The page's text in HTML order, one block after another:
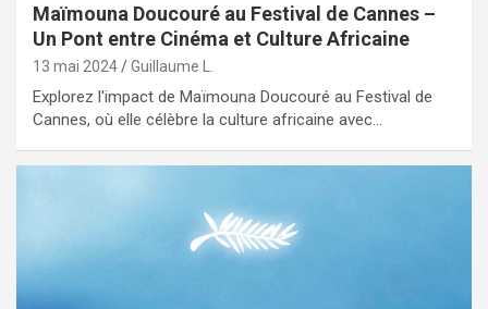
Maïmouna Doucouré au Festival de Cannes –
Un Pont entre Cinéma et Culture Africaine
13 mai 2024 Guillaume L.
Explorez l'impact de Maïmouna Doucouré au Festival de
Cannes, où elle célèbre la culture africaine avec…